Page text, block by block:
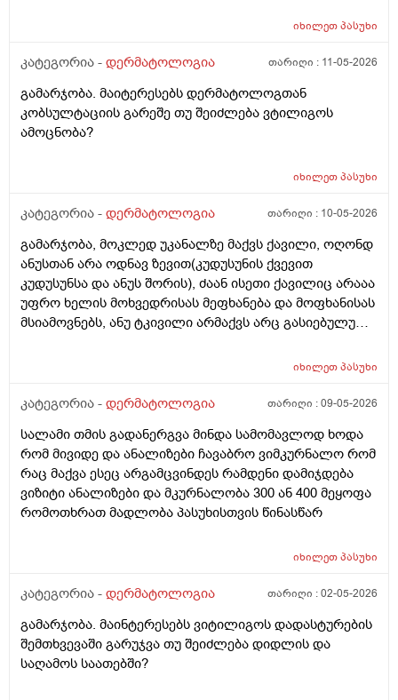
იხილეთპასუხი
კატეგორია - დერმატოლოგია თარიღი : 11-05-2026
გამარჯობა. მაიტერესებს დერმატოლოგთან
კობსულტაციის გარეშე თუ შეიძლება ვტილიგოს
ამოცნობა?
იხილეთპასუხი
კატეგორია - დერმატოლოგია თარიღი : 10-05-2026
გამარჯობა, მოკლედ უკანალზე მაქვს ქავილი, ოღონდ
ანუსთან არა ოდნავ ზევით(კუდუსუნის ქვევით
კუდუსუნსა და ანუს შორის), ძაან ისეთი ქავილიც არააა
უფრო ხელის მოხვედრისას მეფხანება და მოფხანისას
მსიამოვნებს, ანუ ტკივილი არმაქვს არც გასიებულუ
ოპერაცია ანუ ბეწვის ჩაბრუნება(ლაზერით) მაგის მერე
წყლით) ანუ არამგონია რომ გამიმეორდეს. ჭიები
გარშემო, ჰემოროიდიც მაქვს ოდნავ, სოკო შეიძლება
იყოს? ან კანის გაღიზიანება?
იხილეთპასუხი
კატეგორია - დერმატოლოგია თარიღი :09-05-2026
სალამი თმის გადანერგვა მინდა სამომავლოდ ხოდა
რომ მივიდე და ანალიზები ჩავაბრო ვიმკურნალო რომ
რაც მაქვა ესეც არგამცვინდეს რამდენი დამიჯდება
ვიზიტი ანალიზები და მკურნალობა 300 ან 400 მეყოფა
რომოთხრათ მადლობა პასუხისთვის წინასწარ
იხილეთპასუხი
კატეგორია - დერმატოლოგია თარიღი :02-05-2026
გამარჯობა. მაინტერესებს ვიტილიგოს დადასტურების
შემთხვევაში გარუჯვა თუ შეიძლება დიდლის და
საღამოს საათებში?